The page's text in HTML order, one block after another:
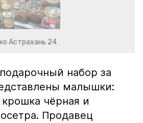
Астрахань 24
набор за
малышки:
чёрная и
Продавец